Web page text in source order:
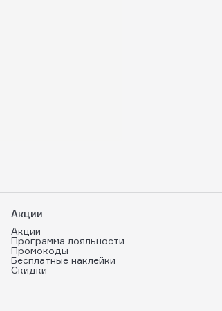
Акции
Акции
Программа лояльности
Промокоды
Бесплатные наклейки
Скидки